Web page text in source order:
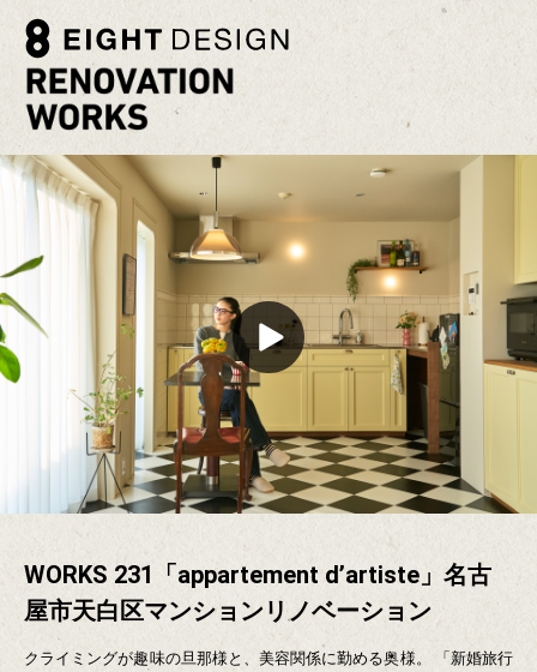
WORKS 231「appartement d’artiste」名古
屋市天白区マンションリノベーション
クライミングが趣味の旦那様と、美容関係に勤める奥様。
「新婚旅行